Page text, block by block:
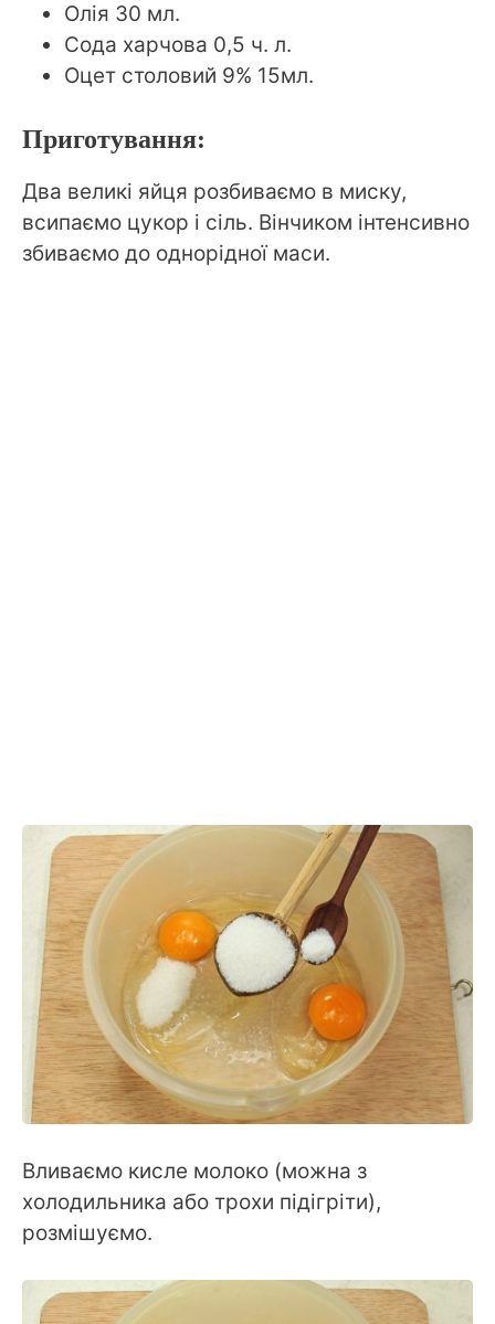
Олія 30 мл.
Сода харчова 0,5 ч. л.
Оцет столовий 9% 15мл.
Приготування:
Два великі яйця розбиваємо в миску,
всипаємо цукор і сіль. Вінчиком інтенсивно
збиваємо до однорідної маси.
Вливаємо кисле молоко (можна з
холодильника або трохи підігріти),
розмішуємо.